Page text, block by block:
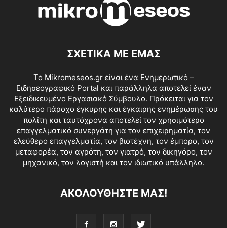
ΣΧΕΤΙΚΑ ΜΕ ΕΜΑΣ
Το Mikromeseos.gr είναι ένα Ενημερωτικό –
Ειδησεογραφικό Portal και παράλληλα αποτελεί έναν
Εξειδικευμένο Εργασιακό Σύμβουλο. Πρόκειται για τον
καλύτερο πάροχο έγκυρης και έγκαιρης ενημέρωσης του
πολίτη και ταυτόχρονα αποτελεί τον χρησιμότερο
επαγγελματικό συνεργάτη για τον επιχειρηματία, τον
ελεύθερο επαγγελματία, τον βιοτέχνη, τον έμπορο, τον
μεταφορέα, τον αγρότη, τον γιατρό, τον δικηγόρο, τον
μηχανικό, τον λογιστή και τον ιδιωτικό υπάλληλο.
ΑΚΟΛΟΥΘΗΣΤΕ ΜΑΣ!